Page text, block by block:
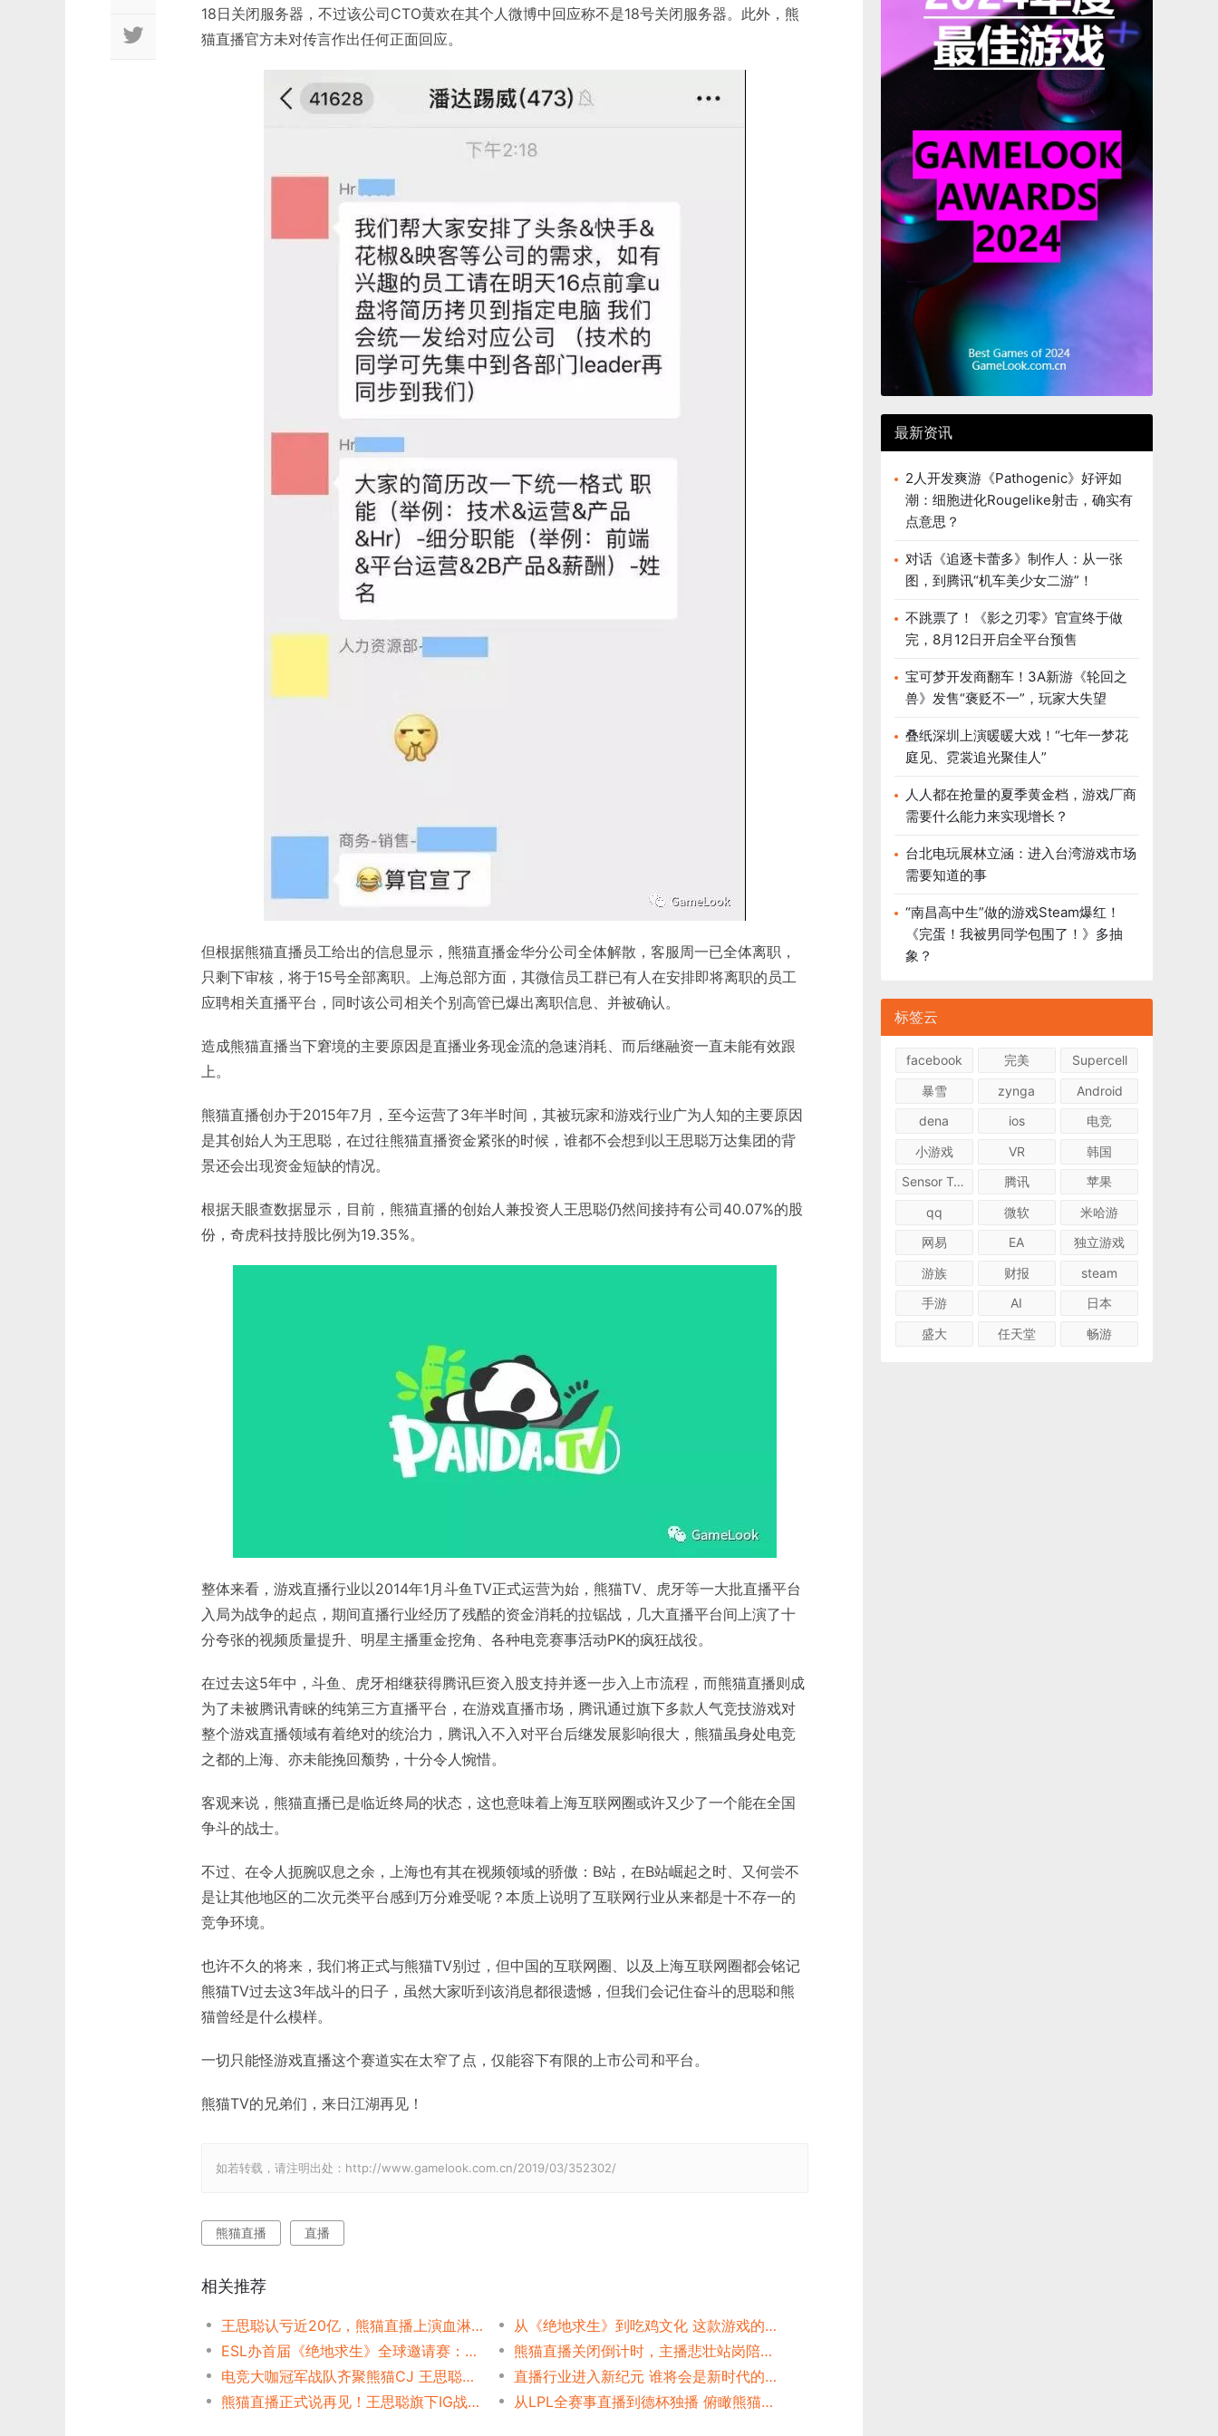
18日关闭服务器，不过该公司CTO黄欢在其个人微博中回应称不是18号关闭服务器。此外，熊
猫直播官方未对传言作出任何正面回应。
但根据熊猫直播员工给出的信息显示，熊猫直播金华分公司全体解散，客服周一已全体离职，
只剩下审核，将于15号全部离职。上海总部方面，其微信员工群已有人在安排即将离职的员工
应聘相关直播平台，同时该公司相关个别高管已爆出离职信息、并被确认。
造成熊猫直播当下窘境的主要原因是直播业务现金流的急速消耗、而后继融资一直未能有效跟
上。
熊猫直播创办于2015年7月，至今运营了3年半时间，其被玩家和游戏行业广为人知的主要原因
是其创始人为王思聪，在过往熊猫直播资金紧张的时候，谁都不会想到以王思聪万达集团的背
景还会出现资金短缺的情况。
根据天眼查数据显示，目前，熊猫直播的创始人兼投资人王思聪仍然间接持有公司40.07%的股
份，奇虎科技持股比例为19.35%。
整体来看，游戏直播行业以2014年1月斗鱼TV正式运营为始，熊猫TV、虎牙等一大批直播平台
入局为战争的起点，期间直播行业经历了残酷的资金消耗的拉锯战，几大直播平台间上演了十
分夸张的视频质量提升、明星主播重金挖角、各种电竞赛事活动PK的疯狂战役。
在过去这5年中，斗鱼、虎牙相继获得腾讯巨资入股支持并逐一步入上市流程，而熊猫直播则成
为了未被腾讯青睐的纯第三方直播平台，在游戏直播市场，腾讯通过旗下多款人气竞技游戏对
整个游戏直播领域有着绝对的统治力，腾讯入不入对平台后继发展影响很大，熊猫虽身处电竞
之都的上海、亦未能挽回颓势，十分令人惋惜。
客观来说，熊猫直播已是临近终局的状态，这也意味着上海互联网圈或许又少了一个能在全国
争斗的战士。
不过、在令人扼腕叹息之余，上海也有其在视频领域的骄傲：B站，在B站崛起之时、又何尝不
是让其他地区的二次元类平台感到万分难受呢？本质上说明了互联网行业从来都是十不存一的
竞争环境。
也许不久的将来，我们将正式与熊猫TV别过，但中国的互联网圈、以及上海互联网圈都会铭记
熊猫TV过去这3年战斗的日子，虽然大家听到该消息都很遗憾，但我们会记住奋斗的思聪和熊
猫曾经是什么模样。
一切只能怪游戏直播这个赛道实在太窄了点，仅能容下有限的上市公司和平台。
熊猫TV的兄弟们，来日江湖再见！
如若转载，请注明出处：http://www.gamelook.com.cn/2019/03/352302/
熊猫直播 直播
相关推荐
王思聪认亏近20亿，熊猫直播上演血淋淋的创业课
从《绝地求生》到吃鸡文化 这款游戏的直播时代才刚刚开始
ESL办首届《绝地求生》全球邀请赛：DOTA2、LOL前世界冠军转战吃鸡
熊猫直播关闭倒计时，主播悲壮站岗陪熊猫最后一程
电竞大咖冠军战队齐聚熊猫CJ 王思聪亲临现场实力回击撤资传闻
直播行业进入新纪元 谁将会是新时代的领军者
熊猫直播正式说再见！王思聪旗下IG战队入驻斗鱼…
从LPL全赛事直播到德杯独播 俯瞰熊猫直播的电竞蓝图
最新资讯
2人开发爽游《Pathogenic》好评如
潮：细胞进化Rougelike射击，确实有
点意思？
对话《追逐卡蕾多》制作人：从一张
图，到腾讯“机车美少女二游”！
不跳票了！《影之刃零》官宣终于做
完，8月12日开启全平台预售
宝可梦开发商翻车！3A新游《轮回之
兽》发售“褒贬不一”，玩家大失望
叠纸深圳上演暖暖大戏！“七年一梦花
庭见、霓裳追光聚佳人”
人人都在抢量的夏季黄金档，游戏厂商
需要什么能力来实现增长？
台北电玩展林立涵：进入台湾游戏市场
需要知道的事
“南昌高中生”做的游戏Steam爆红！
《完蛋！我被男同学包围了！》多抽
象？
标签云
facebook 完美
Supercell
暴雪
zynga
Android
dena
ios
电竞
小游戏
VR
韩国
Sensor Tower
腾讯
苹果
qq
微软
米哈游
网易
EA
独立游戏
游族
财报
steam
手游
AI
日本
盛大
任天堂 畅游